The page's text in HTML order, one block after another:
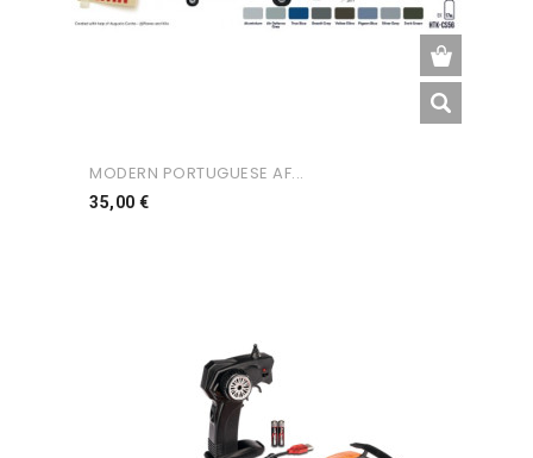
MODERN PORTUGUESE AF...
35,00 €Preço